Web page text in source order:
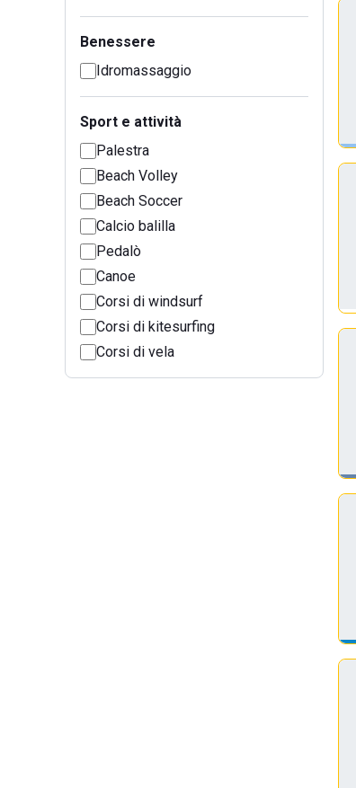
Benessere
Idromassaggio
Sport e attività
Palestra
Beach Volley
Beach Soccer
Calcio balilla
Pedalò
Canoe
Corsi di windsurf
Corsi di kitesurfing
Corsi di vela